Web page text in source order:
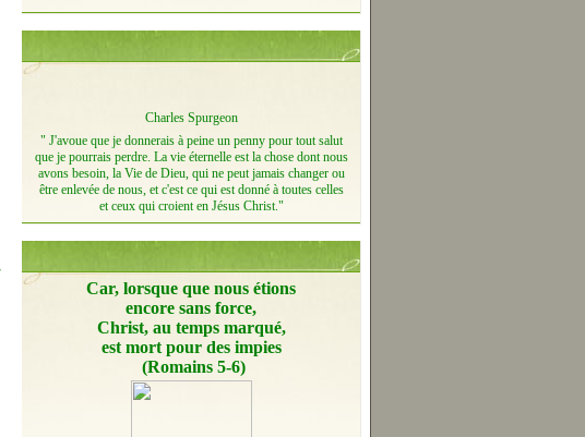
Charles Spurgeon
" J'avoue que je donnerais à peine un penny pour tout salut
que je pourrais perdre. La vie éternelle est la chose dont nous
avons besoin, la Vie de Dieu, qui ne peut jamais changer ou
être enlevée de nous, et c'est ce qui est donné à toutes celles
et ceux qui croient en Jésus Christ."
Car, lorsque que nous étions
encore sans force,
Christ, au temps marqué,
est mort pour des impies
(Romains 5-6)